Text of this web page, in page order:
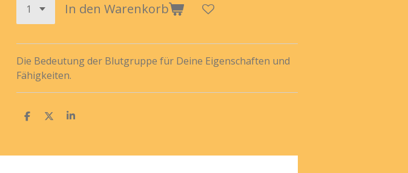
In den Warenkorb
Die Bedeutung der Blutgruppe für Deine Eigenschaften und
Fähigkeiten.
T
e
T
e
T
e